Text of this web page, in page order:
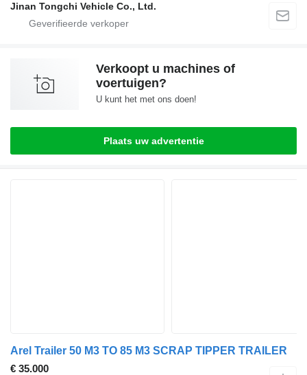
Jinan Tongchi Vehicle Co., Ltd.
Verkoopt u machines of
voertuigen?
U kunt het met ons doen!
Plaats uw advertentie
Arel Trailer 50 M3 TO 85 M3 SCRAP TIPPER TRAILER
€ 35.000